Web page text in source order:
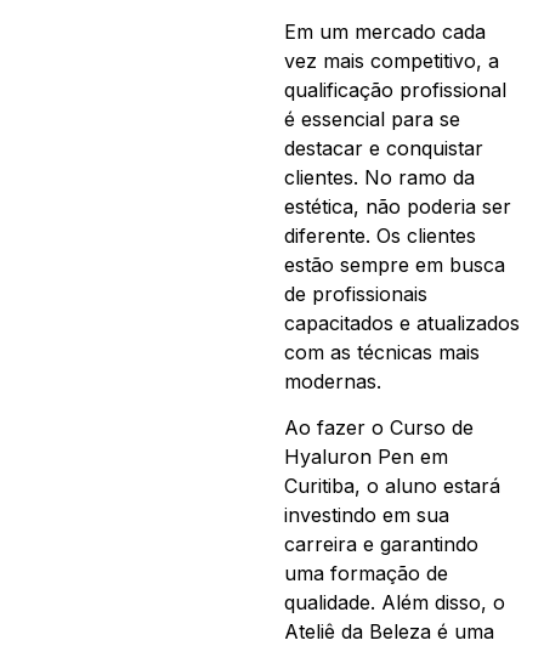
Em um mercado cada
vez mais competitivo, a
qualificação profissional
é essencial para se
destacar e conquistar
clientes. No ramo da
estética, não poderia ser
diferente. Os clientes
estão sempre em busca
de profissionais
capacitados e atualizados
com as técnicas mais
modernas.
Ao fazer o Curso de
Hyaluron Pen em
Curitiba, o aluno estará
investindo em sua
carreira e garantindo
uma formação de
qualidade. Além disso, o
Ateliê da Beleza é uma